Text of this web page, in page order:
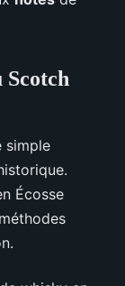
simple
Écosse